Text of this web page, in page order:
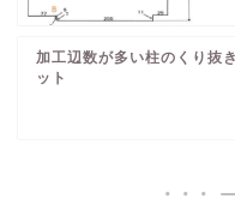
加工辺数が多い柱のくり抜
ット